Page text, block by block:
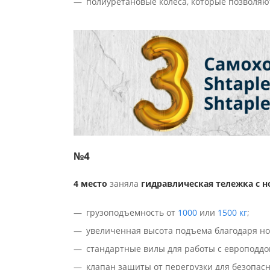
№4
4 место заняла гидравлическая тележка с
грузоподъемность от 1000 или 1500 кг;
увеличенная высота подъема благодаря
стандартные вилы для работы с
клапан защиты от перегрузки для